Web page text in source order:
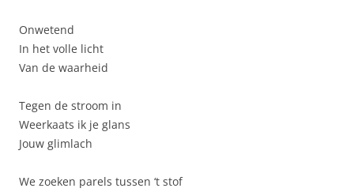
Onwetend
In het volle licht
Van de waarheid
Tegen de stroom in
Weerkaats ik je glans
Jouw glimlach
We zoeken parels tussen ‘t stof